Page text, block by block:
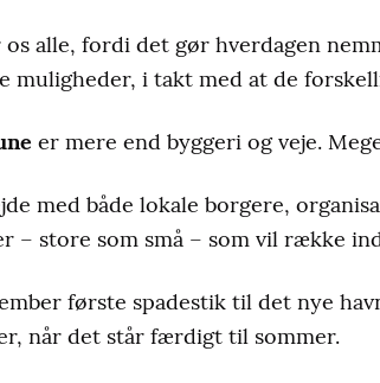
alle, fordi det gør hverdagen
muligheder, i takt med at de
er mere end byggeri og veje.
med både lokale borgere,
store som små – som vil række
første spadestik til det nye
når det står færdigt til sommer.